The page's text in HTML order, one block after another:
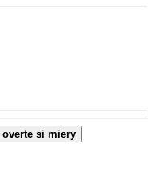
overte si miery